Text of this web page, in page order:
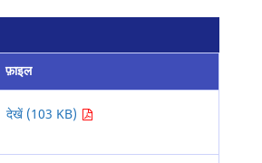
फ़ाइल
देखें (103 KB)